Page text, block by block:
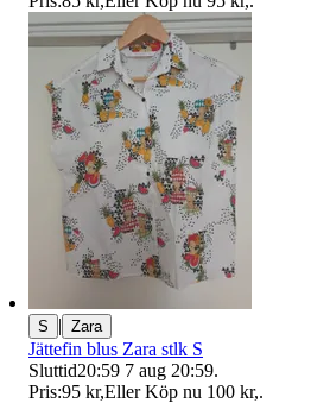
S | Zara
Jättefin blus Zara stlk S
Sluttid20:59 7 aug 20:59.
Pris:95 kr,Eller Köp nu 100 kr,.